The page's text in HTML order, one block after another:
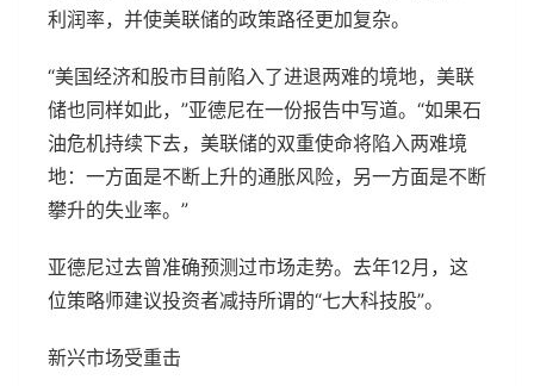
利润率，并使美联储的政策路径更加复杂。
“美国经济和股市目前陷入了进退两难的境地，美联
储也同样如此，”亚德尼在一份报告中写道。“如果石
油危机持续下去，美联储的双重使命将陷入两难境
地：一方面是不断上升的通胀风险，另一方面是不断
攀升的失业率。”
亚德尼过去曾准确预测过市场走势。去年12月，这
位策略师建议投资者减持所谓的“七大科技股”。
新兴市场受重击